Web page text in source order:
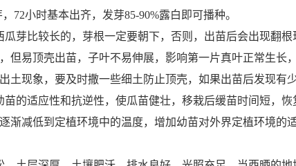
72小时基本出齐，发芽85-90%露白即可播种。
芽比较长的，芽根一定要朝下，否则，出苗后会出现翻根
但易顶壳出苗，子叶不易伸展，影响第一片真叶正常生长
土现象，要及时撒一些细土防止顶壳， 如果出苗后发现有
苗的适应性和抗逆性，使瓜苗健壮，移栽后缓苗时间短，
渐减低到定植环境中的温度，增加幼苗对外界定植环境的